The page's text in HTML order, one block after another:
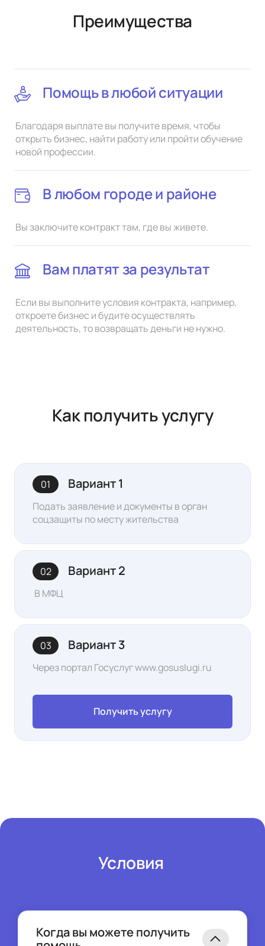
Преимущества
Помощь в любой ситуации
Благодаря выплате вы получите время, чтобы
открыть бизнес, найти работу или пройти обучение
новой профессии.
В любом городе и районе
Вы заключите контракт там, где вы живете.
Вам платят за результат
Если вы выполните условия контракта, например,
откроете бизнес и будите осуществлять
деятельность, то возвращать деньги не нужно.
Как получить услугу
01 Вариант 1
Подать заявление и документы в орган
соцзащиты по месту жительства
02 Вариант 2
В МФЦ
03 Вариант 3
Через портал Госуслуг www.gosuslugi.ru
Получить услугу
Условия
Когда вы можете получить